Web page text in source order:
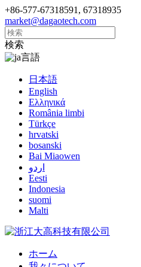
+86-577-67318591, 67318935
market@dagaotech.com
検索
言語
日本語
English
Ελληνικά
România limbi
Türkçe
hrvatski
bosanski
Bai Miaowen
اردو
Eesti
Indonesia
suomi
Malti
ホーム